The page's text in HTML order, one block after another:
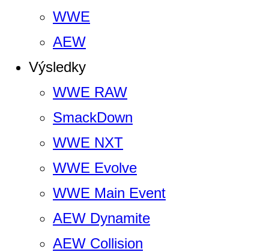
WWE
AEW
Výsledky
WWE RAW
SmackDown
WWE NXT
WWE Evolve
WWE Main Event
AEW Dynamite
AEW Collision